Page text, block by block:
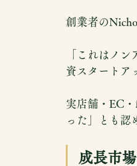
創業者の
「これはノ
資スタートア
実店舗・EC
った」とも認
成長市